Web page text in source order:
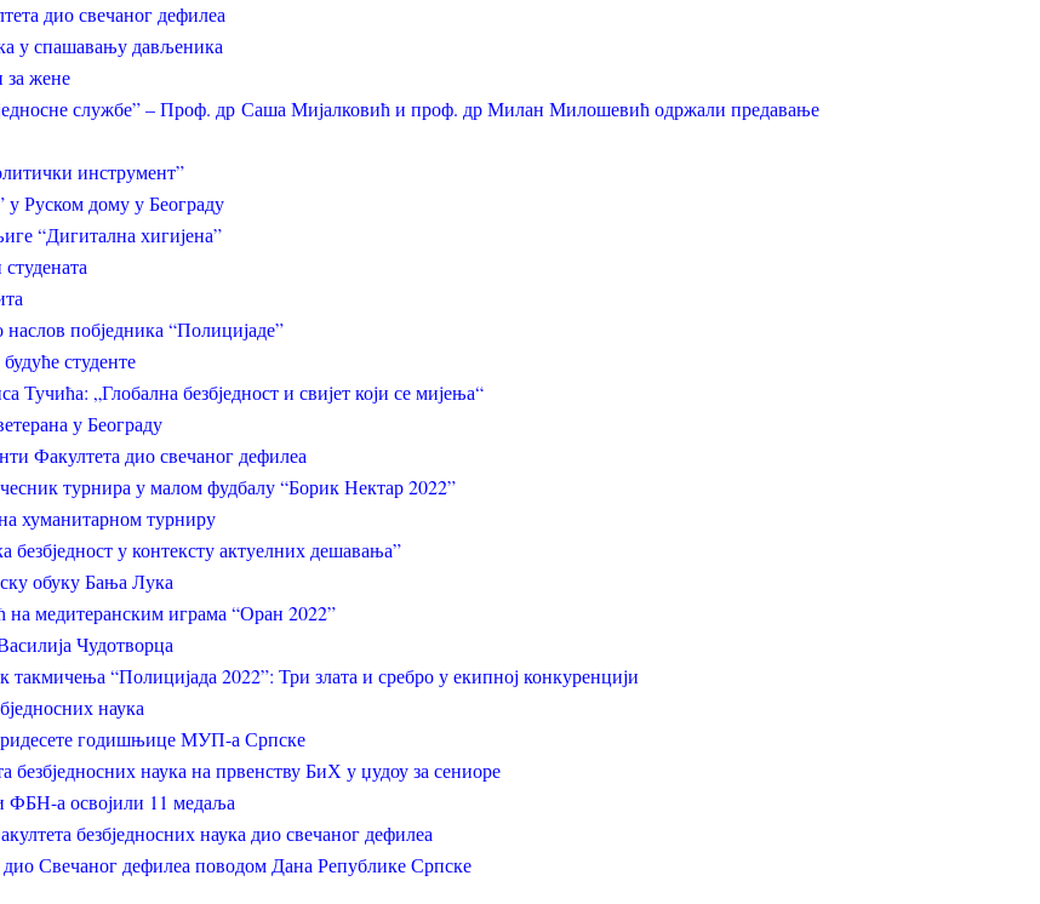
дио свечаног дефилеа
у спашавању дављеника
за жене
службе” – Проф. др Саша Мијалковић и проф. др Милан Милошевић одржали предавање
инструмент”
у Руском дому у Београду
“Дигитална хигијена”
побједника “Полицијаде”
студенте
„Глобална безбједност и свијет који се мијења“
у Београду
Факултета дио свечаног дефилеа
турнира у малом фудбалу “Борик Нектар 2022”
хуманитарном турниру
у контексту актуелних дешавања”
обуку Бања Лука
медитеранским играма “Оран 2022”
Чудотворца
такмичења “Полицијада 2022”: Три злата и сребро у екипној конкуренцији
наука
годишњице МУП-а Српске
безбједносних наука на првенству БиХ у џудоу за сениоре
ФБН-а освојили 11 медаља
безбједносних наука дио свечаног дефилеа
Свечаног дефилеа поводом Дана Републике Српске